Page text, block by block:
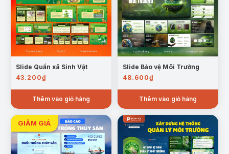
nghiệp.
Mẫu trang: Sự chuyển dịch Cơ cấu Nông Nghiệp
Hiện trạng phát triển và phân bố:Các trang
Slide Quần xã Sinh Vật
43.200₫
Thêm vào giỏ hàng
Slide Bảo vệ Môi Trường
48.600₫
Thêm vào giỏ hàng